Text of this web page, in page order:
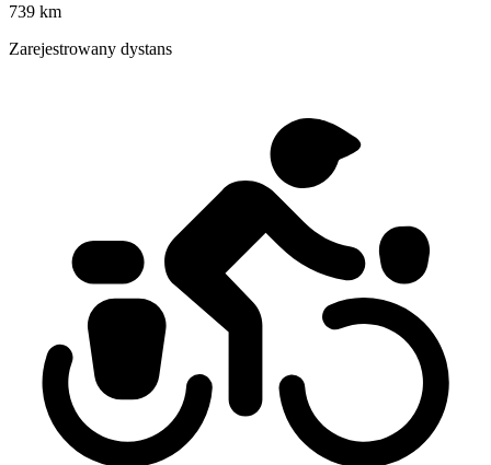
739 km
Zarejestrowany dystans